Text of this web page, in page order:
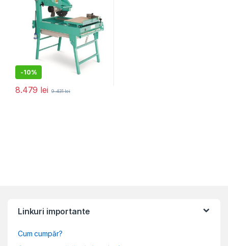
-10%
8.479 lei 9.431lei
Linkuri importante
Cum cumpăr?